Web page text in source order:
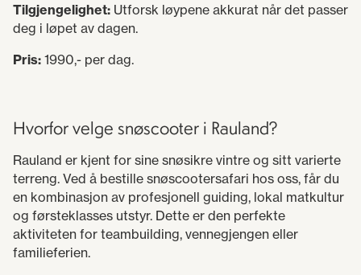
Tilgjengelighet: Utforsk løypene akkurat når det passer
deg i løpet av dagen.
Pris: 1990,- per dag.
Hvorfor velge snøscooter i Rauland?
Rauland er kjent for sine snøsikre vintre og sitt varierte
terreng. Ved å bestille snøscootersafari hos oss, får du
en kombinasjon av profesjonell guiding, lokal matkultur
og førsteklasses utstyr. Dette er den perfekte
aktiviteten for teambuilding, vennegjengen eller
familieferien.